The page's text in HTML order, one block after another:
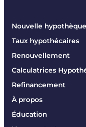
Nouvelle hypothèque
Taux hypothécaires
Renouvellement
Calculatrices
Refinancement
À propos
Éducation